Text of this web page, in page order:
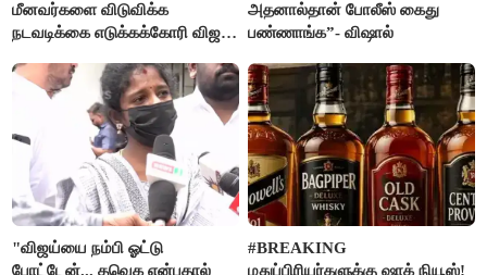
மீனவர்களை விடுவிக்க
நடவடிக்கை எடுக்கக்கோரி விஜய்
அதனால்தான் போலீஸ் கைது
பண்ணாங்க”- விஷால்
"விஜய்யை நம்பி ஓட்டு
போட்டேன்... தவெக என்பதால்
#BREAKING
மதுப்பிரியர்களுக்கு ஷாக் நியூஸ்!